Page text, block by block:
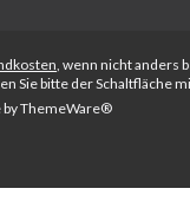
, wenn nicht anders
Sie bitte der Schaltfläche
byThemeWare®